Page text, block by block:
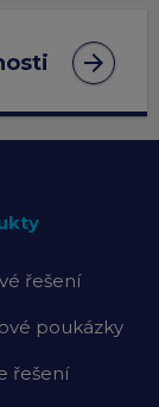
arrow_forward
řešení
poukázky
řešení